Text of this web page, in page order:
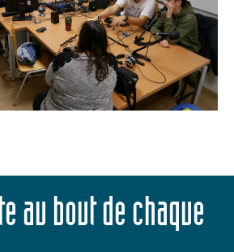
au bout de chaque